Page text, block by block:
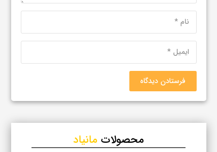
فرستادن دیدگاه
محصولات مانیاد